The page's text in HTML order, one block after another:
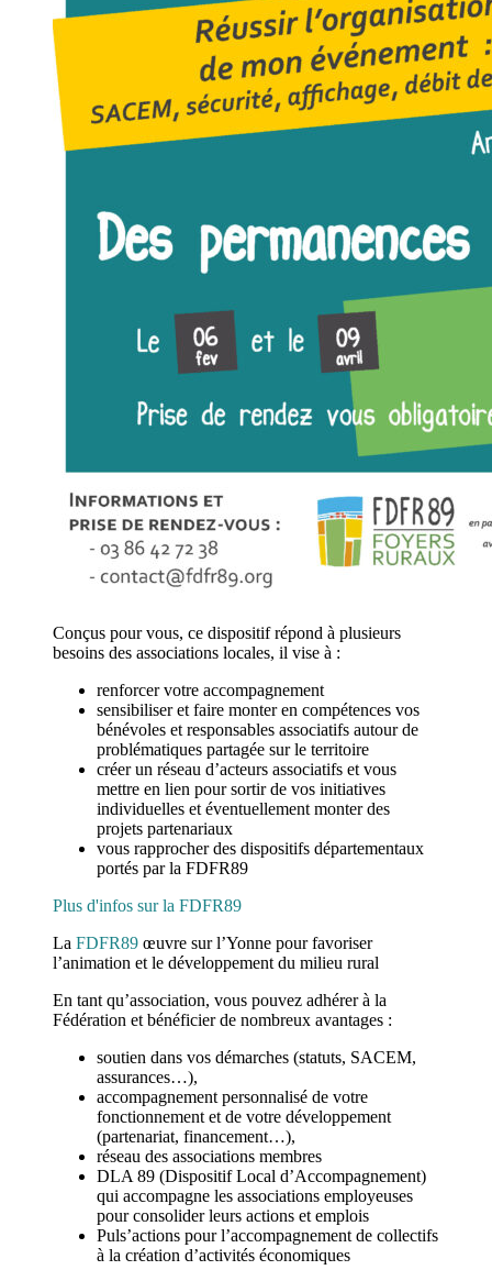
Conçus pour vous, ce dispositif répond à plusieurs
besoins des associations locales, il vise à :
renforcer votre accompagnement
sensibiliser et faire monter en compétences vos
bénévoles et responsables associatifs autour de
problématiques partagée sur le territoire
créer un réseau d’acteurs associatifs et vous
mettre en lien pour sortir de vos initiatives
individuelles et éventuellement monter des
projets partenariaux
vous rapprocher des dispositifs départementaux
portés par la FDFR89
Plus d'infos sur la FDFR89
La FDFR89 œuvre sur l’Yonne pour favoriser
l’animation et le développement du milieu rural
En tant qu’association, vous pouvez adhérer à la
Fédération et bénéficier de nombreux avantages :
soutien dans vos démarches (statuts, SACEM,
assurances…),
accompagnement personnalisé de votre
fonctionnement et de votre développement
(partenariat, financement…),
réseau des associations membres
DLA 89 (Dispositif Local d’Accompagnement)
qui accompagne les associations employeuses
pour consolider leurs actions et emplois
Puls’actions pour l’accompagnement de collectifs
à la création d’activités économiques